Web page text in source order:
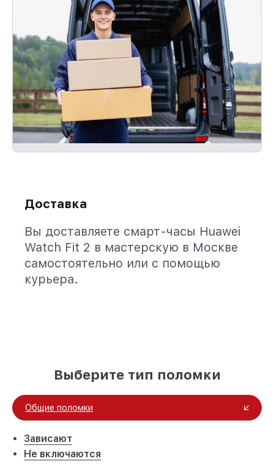
Доставка
Вы доставляете смарт-часы Huawei
Watch Fit 2 в мастерскую в Москве
самостоятельно или с помощью
курьера.
Выберите тип поломки
Общие поломки
Зависают
Не включаются